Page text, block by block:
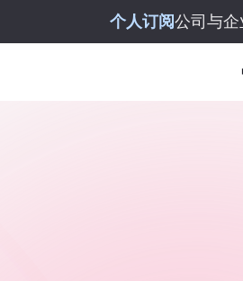
个人订阅公司与